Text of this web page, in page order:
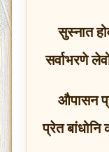
सुस्नात
सर्वाभरणे
औपासन
प्रेत